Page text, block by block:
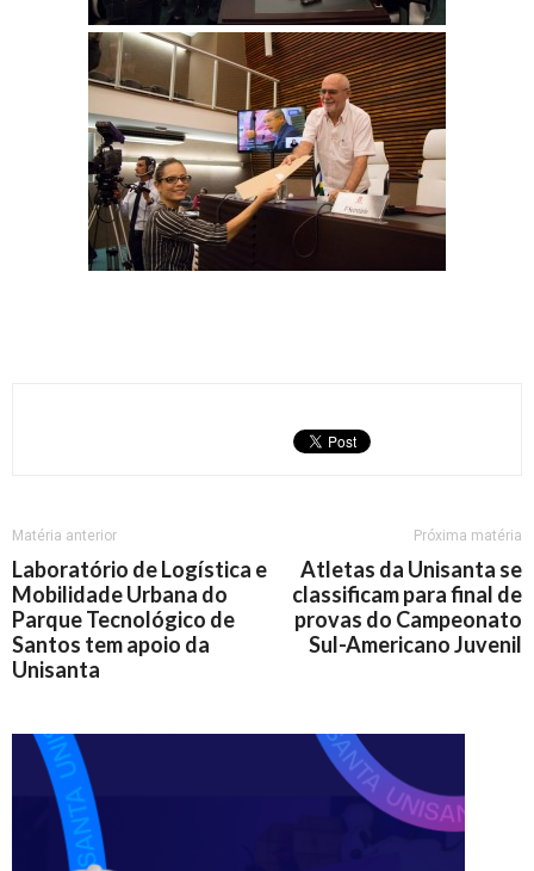
Matéria anterior
Laboratório de Logística e
Mobilidade Urbana do
Parque Tecnológico de
Santos tem apoio da
Unisanta
Próxima matéria
Atletas da Unisanta se
classificam para final de
provas do Campeonato
Sul-Americano Juvenil